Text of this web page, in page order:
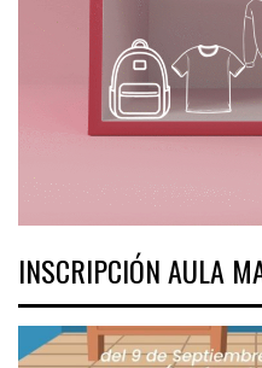
INSCRIPCIÓN AULA